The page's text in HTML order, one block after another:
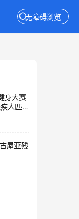
无障碍浏览
身大赛
人匹克
屋亚残